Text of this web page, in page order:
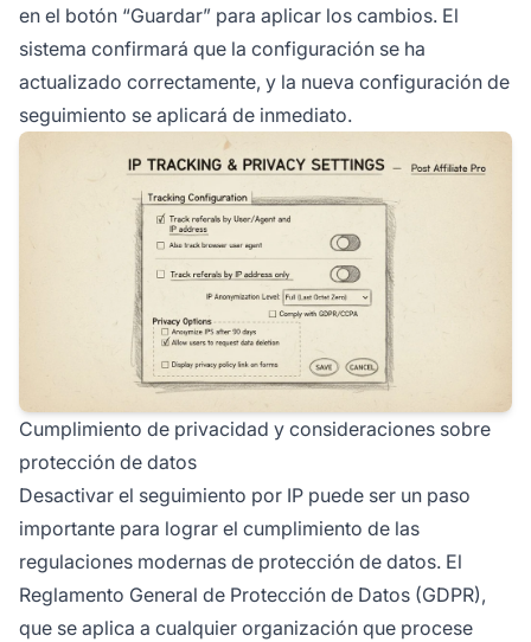
en el botón “Guardar” para aplicar los cambios. El
sistema confirmará que la configuración se ha
actualizado correctamente, y la nueva configuración de
seguimiento se aplicará de inmediato.
Cumplimiento de privacidad y consideraciones sobre
protección de datos
Desactivar el seguimiento por IP puede ser un paso
importante para lograr el cumplimiento de las
regulaciones modernas de protección de datos. El
Reglamento General de Protección de Datos (GDPR),
que se aplica a cualquier organización que procese